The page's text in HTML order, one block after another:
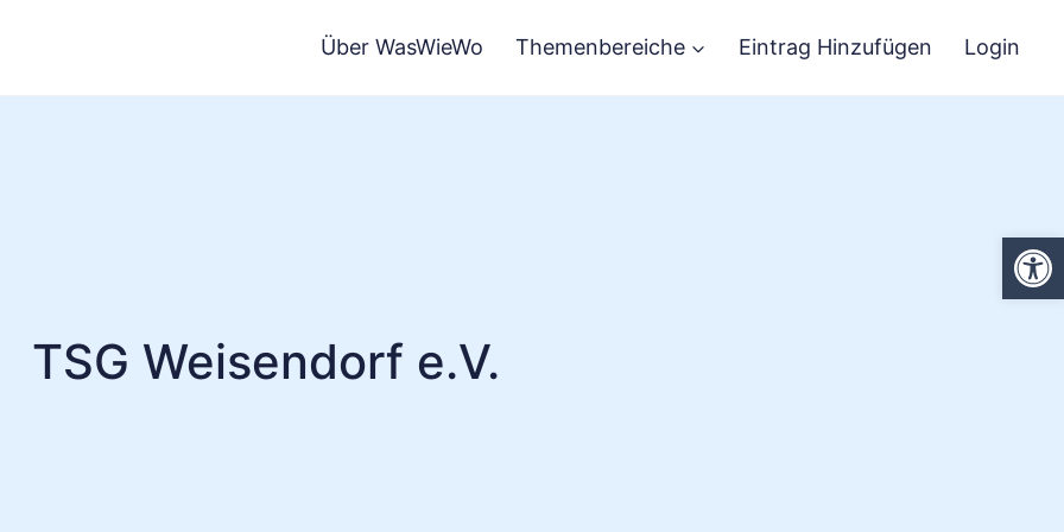
Über WasWieWo Themenbereiche Eintrag Hinzufügen Login
TSG Weisendorf e.V.